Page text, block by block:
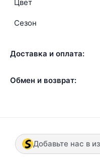
Цвет
Сезон
Доставка и оплата:
Обмен и возврат:
Добавьте нас в